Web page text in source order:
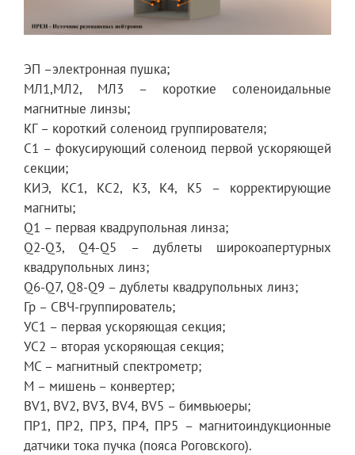
ЭП –электронная пушка;
МЛ1,МЛ2, МЛ3 – короткие соленоидальные
магнитные линзы;
КГ – короткий соленоид группирователя;
С1 – фокусирующий соленоид первой ускоряющей
секции;
КИЭ, КС1, КС2, К3, К4, К5 – корректирующие
магниты;
Q1 – первая квадрупольная линза;
Q2-Q3, Q4-Q5 – дублеты широкоапертурных
квадрупольных линз;
Q6-Q7, Q8-Q9 – дублеты квадрупольных линз;
Гр – СВЧ-группирователь;
УС1 – первая ускоряющая секция;
УС2 – вторая ускоряющая секция;
МС – магнитный спектрометр;
М – мишень – конвертер;
BV1, BV2, BV3, BV4, BV5 – бимвьюеры;
ПР1, ПР2, ПР3, ПР4, ПР5 – магнитоиндукционные
датчики тока пучка (пояса Роговского).